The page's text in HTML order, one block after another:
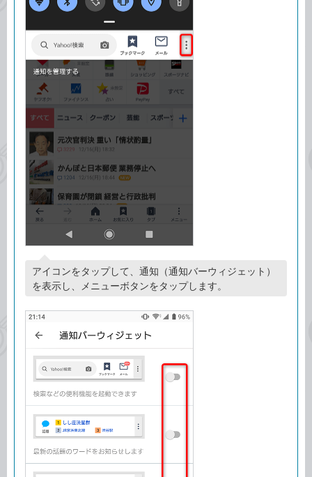
アイコンをタップして、通知（通知バーウィジェット）
を表示し、メニューボタンをタップします。